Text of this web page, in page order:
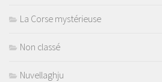
La Corse mystérieuse
Non classé
Nuvellaghju